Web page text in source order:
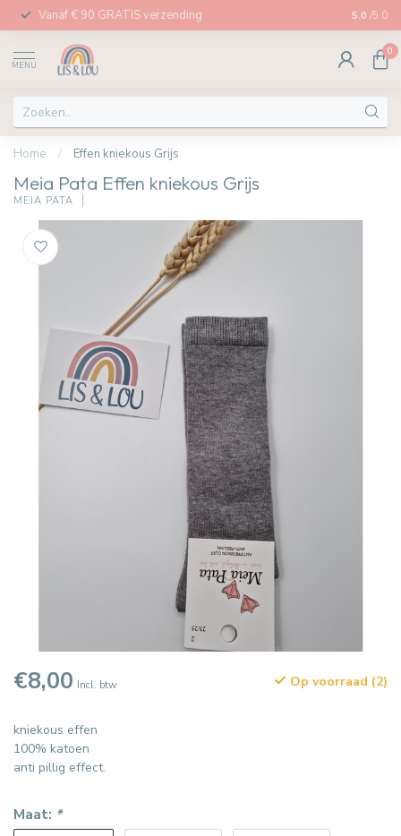
Vanaf € 90 GRATIS verzending Afhalen
5.0 /5.0
MENU
0
Home / Effen kniekous Grijs
Meia Pata Effen kniekous Grijs
MEIA PATA
€8,00 Incl. btw Op voorraad (2)
kniekous effen
100% katoen
anti pillig effect.
Maat: *